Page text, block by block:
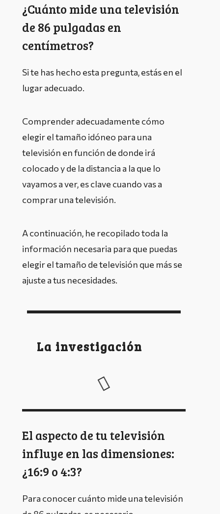
¿Cuánto mide una televisión
de 86 pulgadas en
centímetros?
Si te has hecho esta pregunta, estás en el
lugar adecuado.
Comprender adecuadamente cómo
elegir el tamaño idóneo para una
televisión en función de donde irá
colocado y de la distancia a la que lo
vayamos a ver, es clave cuando vas a
comprar una televisión.
A continuación, he recopilado toda la
información necesaria para que puedas
elegir el tamaño de televisión que más se
ajuste a tus necesidades.
La investigación
El aspecto de tu televisión
influye en las dimensiones:
¿16:9 o 4:3?
Para conocer cuánto mide una televisión